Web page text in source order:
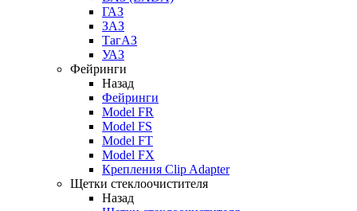
ГАЗ
ЗАЗ
ТагАЗ
УАЗ
Фейринги
Назад
Фейринги
Model FR
Model FS
Model FT
Model FX
Крепления Clip Adapter
Щетки стеклоочистителя
Назад